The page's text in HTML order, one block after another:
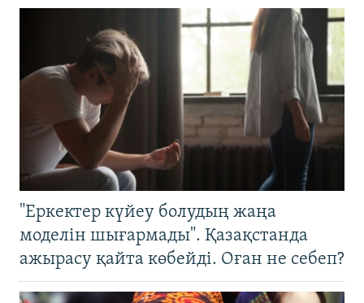
"Еркектер күйеу болудың жаңа
моделін шығармады". Қазақстанда
ажырасу қайта көбейді. Оған не себеп?